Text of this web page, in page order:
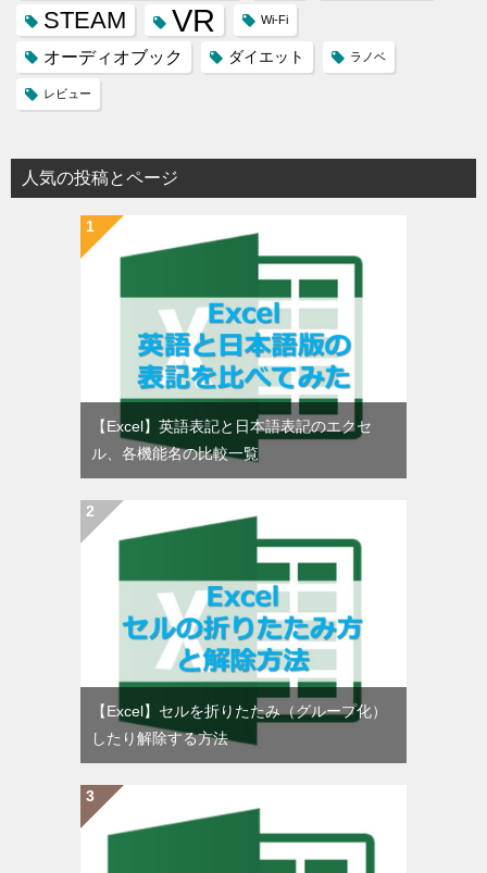
STEAM VR Wi-Fi
オーディオブック ダイエット ラノベ
レビュー
人気の投稿とページ
【Excel】英語表記と日本語表記のエクセ
ル、各機能名の比較一覧
【Excel】セルを折りたたみ（グループ化）
したり解除する方法